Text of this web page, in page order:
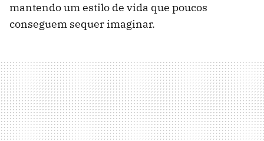
mantendo um estilo de vida que poucos
conseguem sequer imaginar.